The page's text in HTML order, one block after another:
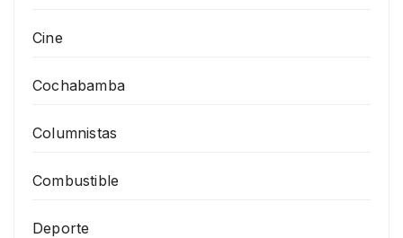
Cine
Cochabamba
Columnistas
Combustible
Deporte